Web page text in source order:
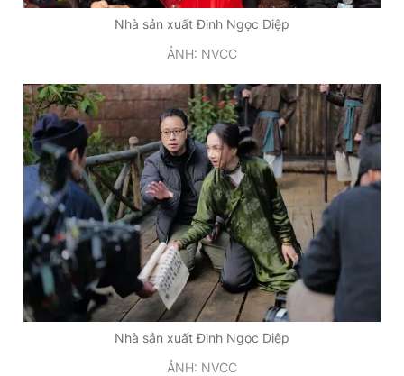
Nhà sản xuất Đinh Ngọc Diệp
ẢNH: NVCC
Nhà sản xuất Đinh Ngọc Diệp
ẢNH: NVCC